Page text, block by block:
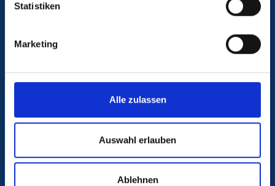
Statistiken
Marketing
Alle zulassen
Auswahl erlauben
Ablehnen
Blutspende
Kontakt & Anfahrt
Karriere am UKS
Antidiskriminierungsstelle
Hinweise geben